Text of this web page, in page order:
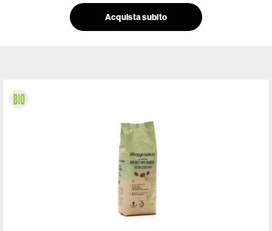
Acquista subito